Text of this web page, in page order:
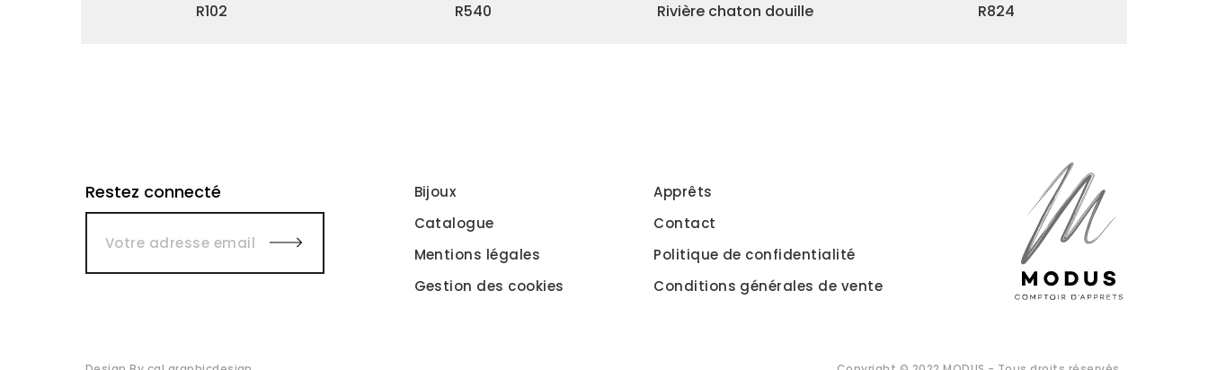
R102 R540 Rivière chaton douille R824
Restez connecté
Bijoux
Catalogue
Mentions légales
Gestion des cookies
Apprêts
Contact
Politique de confidentialité
Conditions générales de vente